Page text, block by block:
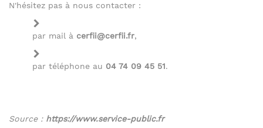
N'hésitez pas à nous contacter :
par mail à cerfii@cerfii.fr,
par téléphone au 04 74 09 45 51.
Source : https://www.service-public.fr